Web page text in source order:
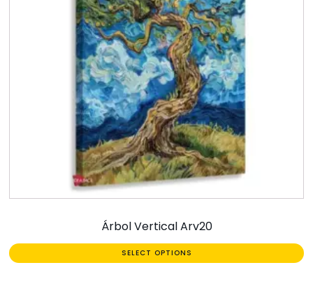
Árbol Vertical Arv20
SELECT OPTIONS